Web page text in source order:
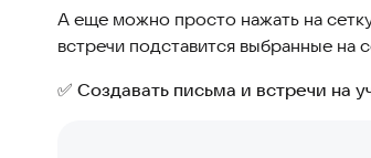
А еще можно просто нажать на
встречи подставится выбранные на
✅ Создавать письма и встречи на